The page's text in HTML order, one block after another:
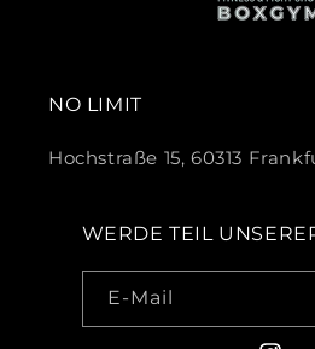
NO LIMIT
Hochstraße 15, 60313
WERDE TEIL
E-Mail